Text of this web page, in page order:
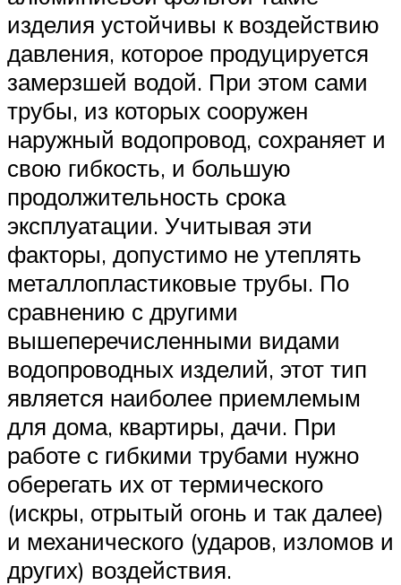
изделия устойчивы к воздействию
давления, которое продуцируется
замерзшей водой. При этом сами
трубы, из которых сооружен
наружный водопровод, сохраняет и
свою гибкость, и большую
продолжительность срока
эксплуатации. Учитывая эти
факторы, допустимо не утеплять
металлопластиковые трубы. По
сравнению с другими
вышеперечисленными видами
водопроводных изделий, этот тип
является наиболее приемлемым
для дома, квартиры, дачи. При
работе с гибкими трубами нужно
оберегать их от термического
(искры, отрытый огонь и так далее)
и механического (ударов, изломов и
других) воздействия.